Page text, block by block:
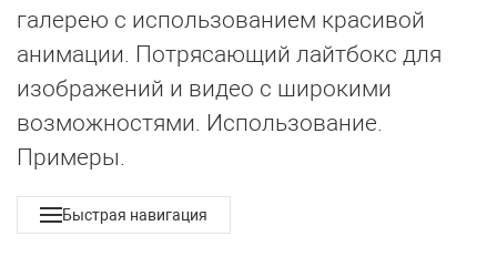
галерею с использованием красивой
анимации. Потрясающий лайтбокс для
изображений и видео с широкими
возможностями. Использование.
Примеры.
Быстрая навигация